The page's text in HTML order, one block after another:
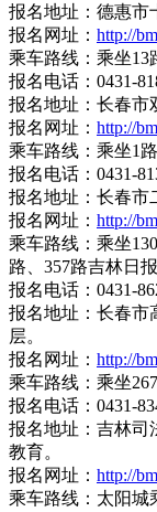
报名地址：德惠市
报名网址： http://
乘车路线：乘坐13
报名电话：0431-
报名地址：长春市
报名网址： http://
乘车路线：乘坐1
报名电话：0431-
报名地址：长春市
报名网址： http://
乘车路线：乘坐
路、357路吉林日
报名电话：0431-
报名地址：长春市
层。
报名网址： http://
乘车路线：乘坐
报名电话：0431-
报名地址：吉林司
教育。
报名网址： http://
乘车路线：太阳城